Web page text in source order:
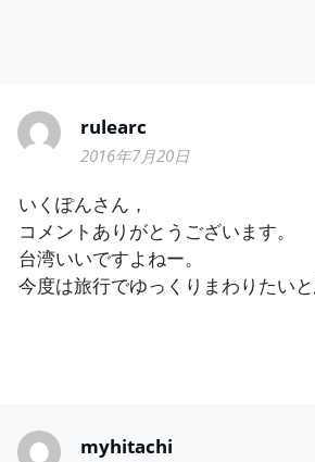
rulearc
2016年7月20日
いくぽんさん，
コメントありがとうございます。
台湾いいですよねー。
今度は旅行でゆっくりまわりたいと
myhitachi